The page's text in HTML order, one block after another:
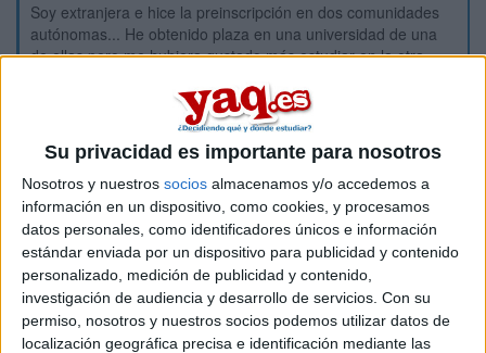
Su privacidad es importante para nosotros
Nosotros y nuestros socios almacenamos y/o accedemos a
información en un dispositivo, como cookies, y procesamos
datos personales, como identificadores únicos e información
estándar enviada por un dispositivo para publicidad y contenido
personalizado, medición de publicidad y contenido,
investigación de audiencia y desarrollo de servicios. Con su
permiso, nosotros y nuestros socios podemos utilizar datos de
localización geográfica precisa e identificación mediante las
Soy extranjera e hice la preinscripción en dos comunidades
autónomas... He obtenido plaza en una universidad de una
de ellas pero me hubiera gustado más estudiar en la otra.
matriculo ahora en donde ya tengo algo seguro:
a) Automáticamente me dejen fuera de las opciones de plaza
en la otra comunidad autónoma.
b) Si me asignan plaza en la otra comunidad autónoma tenga
algún contratiempo para darme de baja de esta primera
opción.
Espero me puedan ayudar a despejar estas dudas.
Gracias
Inicio